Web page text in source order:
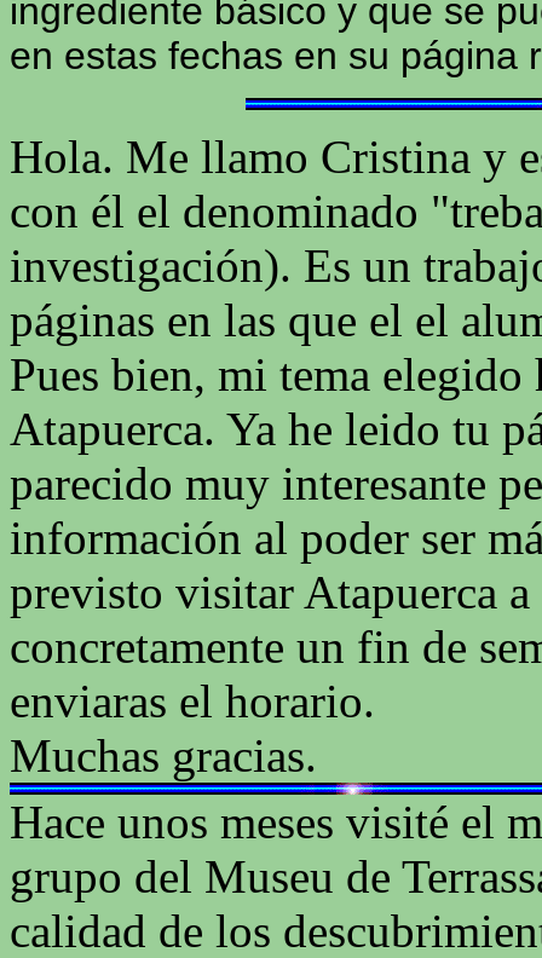
ingrediente básico y que se
en estas fechas en su página
Hola. Me llamo Cristina y
con él el denominado
investigación). Es un
páginas en las que el el
Pues bien, mi tema elegido
Atapuerca. Ya he leido tu
parecido muy interesante
información al poder ser
previsto visitar Atapuerca
concretamente un fin de
enviaras el horario.
Muchas gracias.
Hace unos meses visité el
grupo del Museu de
calidad de los